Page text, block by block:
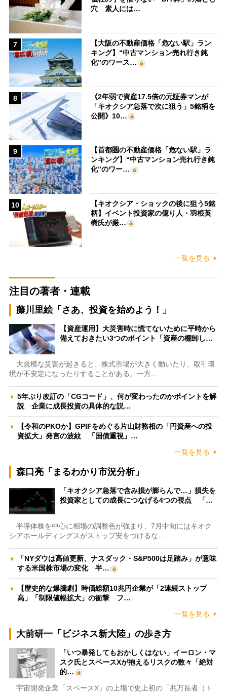
穴 素人には…
7
【大阪の不動産価格「危ない駅」ラン
キング】“中古マンション売れ行き鈍
化”のワース…
8
《2年弱で資産17.5倍の元証券マンが
「キオクシア急落で次に狙う」5銘柄を
公開》10…
9
【首都圏の不動産価格「危ない駅」ラ
ンキング】“中古マンション売れ行き鈍
化”のワー…
10
【キオクシア・ショックの後に狙う5銘
柄】イベント投資家の億り人・羽根英
樹氏が厳…
一覧を見る
注目の著者・連載
藤川里絵「さあ、投資を始めよう！」
【資産運用】大災害時に慌てないために平時から
備えておきたい3つのポイント「資産の棚卸し…
大規模な災害が起きると、株式市場が大きく動いたり、取引環
境が不安定になったりすることがある。一方…
5年ぶり改訂の「CGコード」、何が変わったのかポイントを解
説 企業に成長投資の具体的な説…
【令和のPKOか】GPIFをめぐる片山財務相の「円資産への投
資拡大」発言の波紋 「国債重視」…
一覧を見る
森口亮「まるわかり市況分析」
「キオクシア急落で含み損が膨らんで…」損失を
投資家としての成長につなげる4つの視点 「…
半導体株を中心に相場の調整色が強まり、7月中旬にはキオク
シアホールディングスがストップ安をつけるな…
「NYダウは高値更新、ナスダック・S&P500は足踏み」が意味
する米国株市場の変化 半…
【歴史的な爆騰劇】時価総額10兆円企業が「2連続ストップ
高」「制限値幅拡大」の衝撃 フ…
一覧を見る
大前研一「ビジネス新大陸」の歩き方
「いつ暴発してもおかしくはない」イーロン・マ
スク氏とスペースXが抱えるリスクの数々「絶対
的…
宇宙開発企業「スペースX」の上場で史上初の「兆万長者（ト